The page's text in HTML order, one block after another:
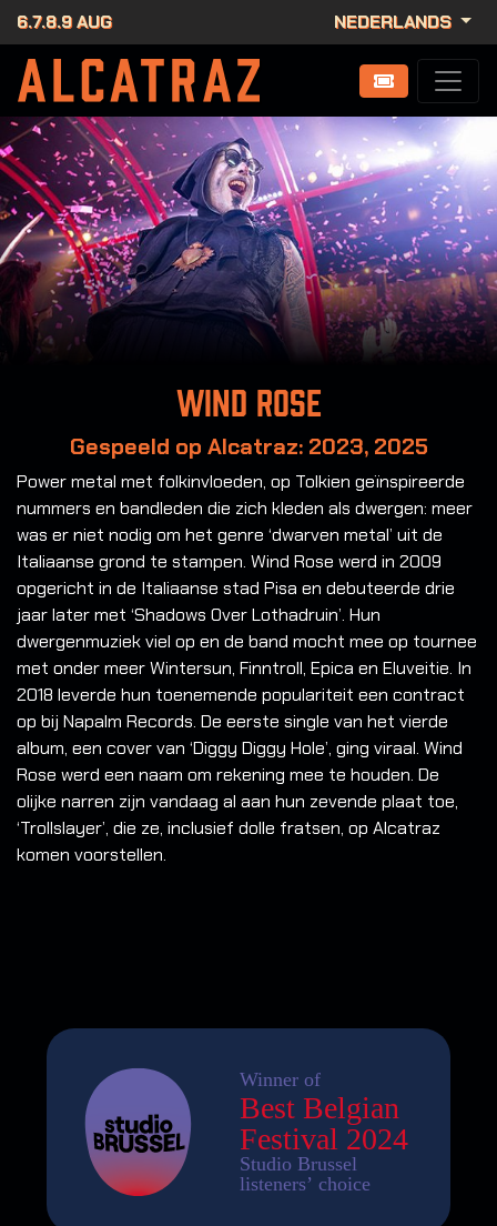
6.7.8.9 AUG NEDERLANDS
Wind Rose
Gespeeld op Alcatraz: 2023, 2025
Power metal met folkinvloeden, op Tolkien geïnspireerde
nummers en bandleden die zich kleden als dwergen: meer
was er niet nodig om het genre ‘dwarven metal’ uit de
Italiaanse grond te stampen. Wind Rose werd in 2009
opgericht in de Italiaanse stad Pisa en debuteerde drie
jaar later met ‘Shadows Over Lothadruin’. Hun
dwergenmuziek viel op en de band mocht mee op tournee
met onder meer Wintersun, Finntroll, Epica en Eluveitie. In
2018 leverde hun toenemende populariteit een contract
op bij Napalm Records. De eerste single van het vierde
album, een cover van ‘Diggy Diggy Hole’, ging viraal. Wind
Rose werd een naam om rekening mee te houden. De
olijke narren zijn vandaag al aan hun zevende plaat toe,
‘Trollslayer’, die ze, inclusief dolle fratsen, op Alcatraz
komen voorstellen.